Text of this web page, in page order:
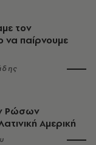
τον
να παίρνουμε
Ρώσων
Αμερική